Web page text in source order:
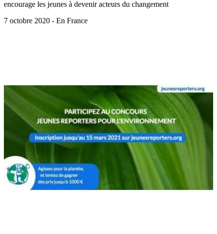
encourage les jeunes à devenir acteurs du changement
7 octobre 2020 - En France